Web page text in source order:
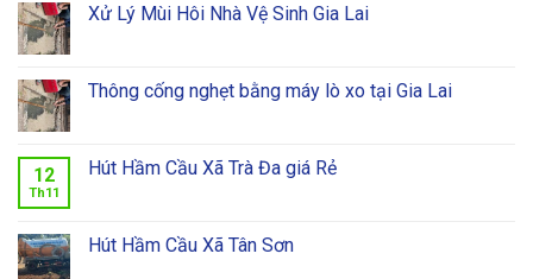
Xử Lý Mùi Hôi Nhà Vệ Sinh Gia Lai
Thông cống nghẹt bằng máy lò xo tại Gia Lai
12
Th11
Hút Hầm Cầu Xã Trà Đa giá Rẻ
Hút Hầm Cầu Xã Tân Sơn